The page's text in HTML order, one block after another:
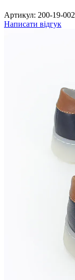
Артикул: 200-19-002
Написати відгук